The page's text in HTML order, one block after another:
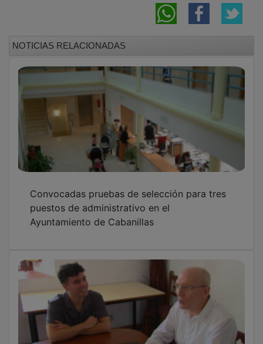
puestos de administrativo en el
Ayuntamiento de Cabanillas